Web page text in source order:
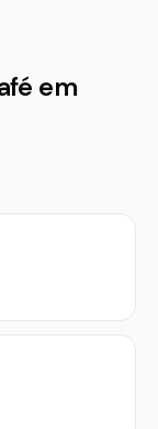
em